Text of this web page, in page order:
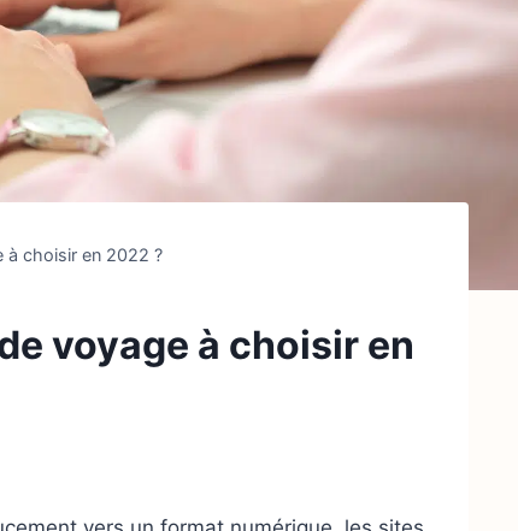
à choisir en 2022 ?
voyage à choisir en